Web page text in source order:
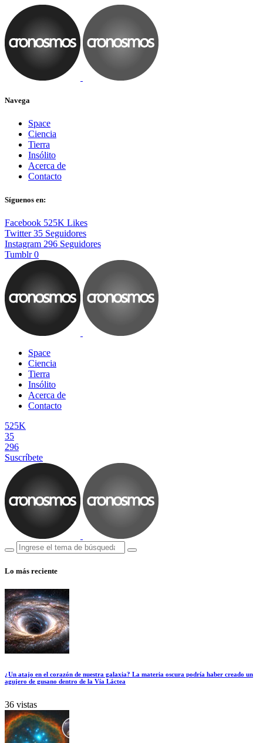
Navega
Space
Ciencia
Tierra
Insólito
Acerca de
Contacto
Síguenos en:
Facebook 525K Likes
Twitter 35 Seguidores
Instagram 296 Seguidores
Tumblr 0
Space
Ciencia
Tierra
Insólito
Acerca de
Contacto
525K
35
296
Suscríbete
Lo más reciente
¿Un atajo en el corazón de nuestra galaxia? La materia oscura podría haber creado un
agujero de gusano dentro de la Vía Láctea
36 vistas